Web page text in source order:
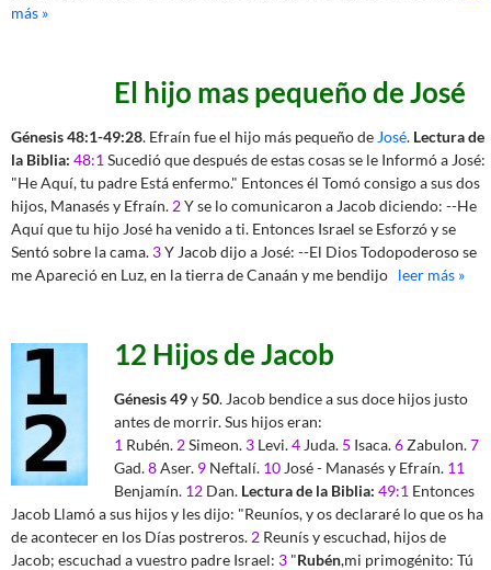
más »
El hijo mas pequeño de José
Génesis 48:1-49:28. Efraín fue el hijo más pequeño de José. Lectura de
la Biblia: 48:1 Sucedió que después de estas cosas se le Informó a José:
"He Aquí, tu padre Está enfermo." Entonces él Tomó consigo a sus dos
hijos, Manasés y Efraín. 2Y se lo comunicaron a Jacob diciendo: --He
Aquí que tu hijo José ha venido a ti. Entonces Israel se Esforzó y se
Sentó sobre la cama. 3Y Jacob dijo a José: --El Dios Todopoderoso se
me Apareció en Luz, en la tierra de Canaán y me bendijo leer más »
12 Hijos de Jacob
Génesis 49y50. Jacob bendice a sus doce hijos justo
antes de morrir. Sus hijos eran:
1 Rubén. 2Simeon. 3 Levi.4 Juda. 5 Isaca.6Zabulon.7
Gad.8Aser. 9 Neftalí. 10 José - Manasés y Efraín. 11
Benjamín. 12 Dan. Lectura de la Biblia: 49:1 Entonces
Jacob Llamó a sus hijos y les dijo: "Reuníos, y os declararé lo que os ha
de acontecer en los Días postreros. 2 Reunís y escuchad, hijos de
Jacob; escuchad a vuestro padre Israel: 3 "Rubén,mi primogénito: Tú